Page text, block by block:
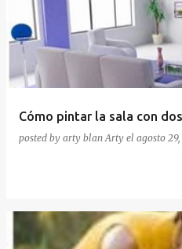
Cómo pintar la sala con
posted by arty blanArty el agosto